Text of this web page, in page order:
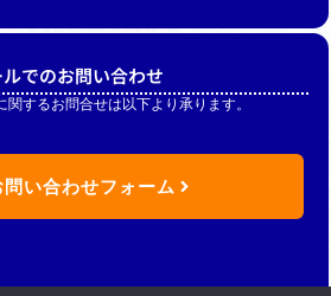
ルでのお問い合わせ
関するお問合せは以下より承ります。
い合わせフォーム